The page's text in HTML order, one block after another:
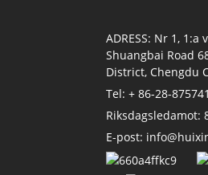
ADRESS: Nr 1,
Shuangbai Road
District, Chengdu
Tel: + 86-28-
Riksdagsledamot:
E-post: